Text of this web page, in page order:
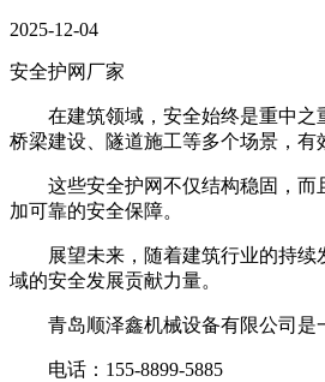
2025-12-04
安全护网厂家
在建筑领域，安全始终是重中之
桥梁建设、隧道施工等多个场景，有
这些安全护网不仅结构稳固，而且
加可靠的安全保障。
展望未来，随着建筑行业的持续发
域的安全发展贡献力量。
青岛顺泽鑫机械设备有限公司是一
电话：155-8899-5885